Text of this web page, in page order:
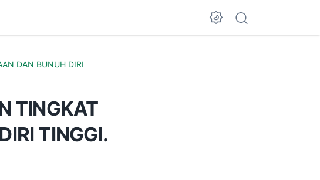
DAN BUNUH DIRI
TINGKAT
TINGGI.